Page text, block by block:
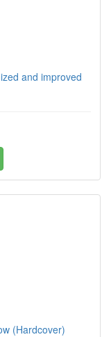
and improved
(Hardcover)